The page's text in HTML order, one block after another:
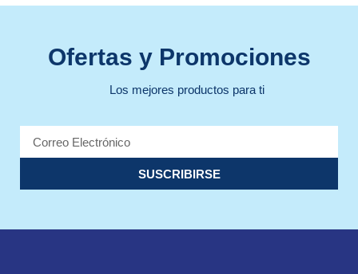
Ofertas y Promociones
Los mejores productos para ti
SUSCRIBIRSE